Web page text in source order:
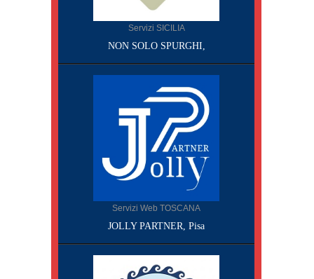
Servizi SICILIA
NON SOLO SPURGHI,
Servizi Web TOSCANA
JOLLY PARTNER, Pisa